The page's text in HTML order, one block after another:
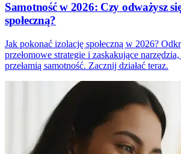
Samotność w 2026: Czy odważysz
społeczną?
Jak pokonać izolację społeczną w 2026?
przełomowe strategie i zaskakujące
przełamią samotność. Zacznij działać teraz.